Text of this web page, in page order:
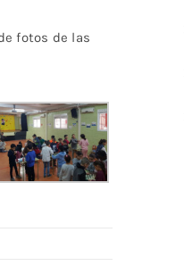
fotos de las